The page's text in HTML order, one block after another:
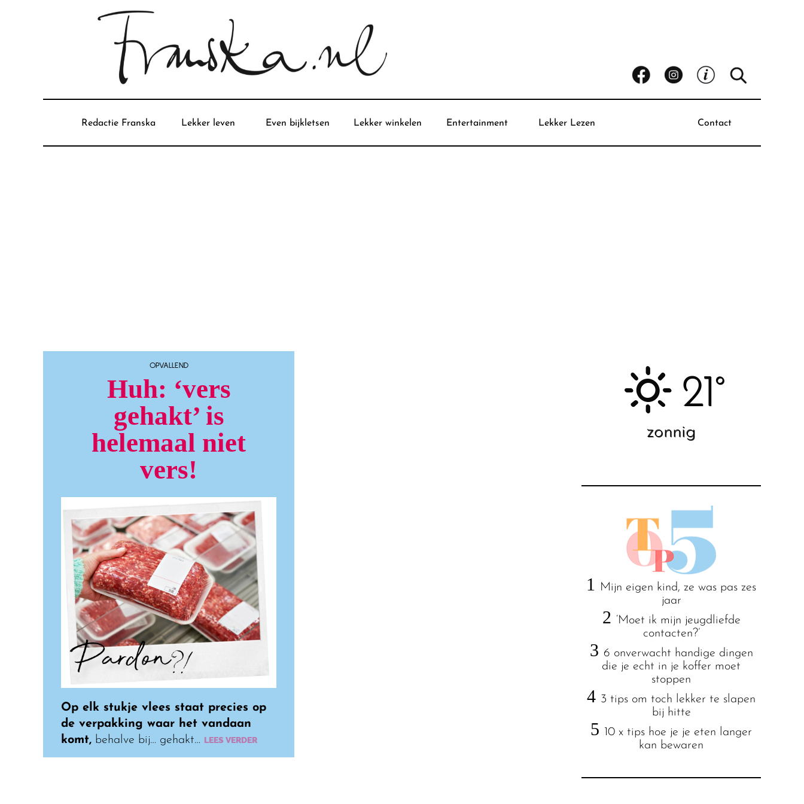
Redactie Franska Lekker leven Even bijkletsen Lekker winkelen Entertainment Lekker Lezen Contact
OPVALLEND
Huh: ‘vers
gehakt’ is
helemaal niet
vers!
Op elk stukje vlees staat precies op
de verpakking waar het vandaan
komt, behalve bij… gehakt… LEES VERDER
21°
zonnig
1
Mijn eigen kind, ze was pas zes
jaar
2 ‘Moet ik mijn jeugdliefde
contacten?’
3 6 onverwacht handige dingen
die je echt in je koffer moet
stoppen
4 3 tips om toch lekker te slapen
bij hitte
5 10 x tips hoe je je eten langer
kan bewaren